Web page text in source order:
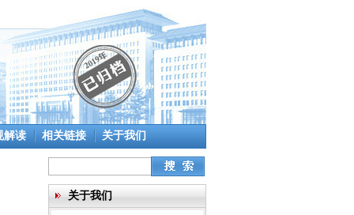
解读 相关链接 关于我们
关于我们